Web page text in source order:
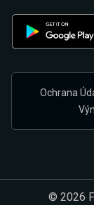
Ochrana
© 2026